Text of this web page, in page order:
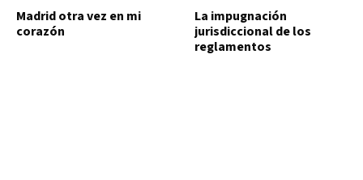
Madrid otra vez en mi
corazón
La impugnación
jurisdiccional de los
reglamentos